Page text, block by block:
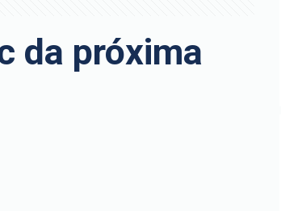
da próxima